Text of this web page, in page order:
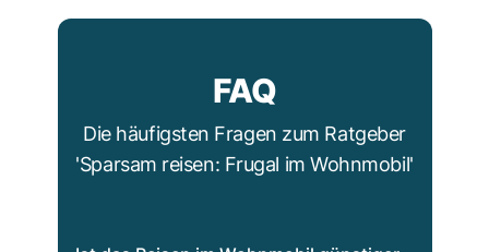
FAQ
Die häufigsten Fragen zum Ratgeber
'Sparsam reisen: Frugal im Wohnmobil'